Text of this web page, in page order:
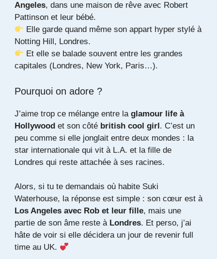
Angeles, dans une maison de rêve avec Robert
Pattinson et leur bébé.
Elle garde quand même son appart hyper stylé à
Notting Hill, Londres.
Et elle se balade souvent entre les grandes
capitales (Londres, New York, Paris…).
Pourquoi on adore ?
J’aime trop ce mélange entre la glamour life à
Hollywood et son côté british cool girl. C’est un
peu comme si elle jonglait entre deux mondes : la
star internationale qui vit à L.A. et la fille de
Londres qui reste attachée à ses racines.
Alors, si tu te demandais où habite Suki
Waterhouse, la réponse est simple : son cœur est à
Los Angeles avec Rob et leur fille, mais une
partie de son âme reste à Londres. Et perso, j’ai
hâte de voir si elle décidera un jour de revenir full
time au UK.